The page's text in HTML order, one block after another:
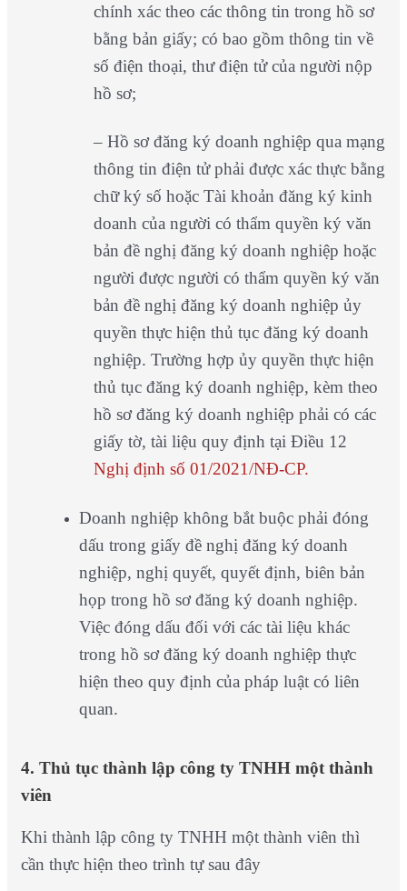
chính xác theo các thông tin trong hồ sơ
bằng bản giấy; có bao gồm thông tin về
số điện thoại, thư điện tử của người nộp
hồ sơ;
– Hồ sơ đăng ký doanh nghiệp qua mạng
thông tin điện tử phải được xác thực bằng
chữ ký số hoặc Tài khoản đăng ký kinh
doanh của người có thẩm quyền ký văn
bản đề nghị đăng ký doanh nghiệp hoặc
người được người có thẩm quyền ký văn
bản đề nghị đăng ký doanh nghiệp ủy
quyền thực hiện thủ tục đăng ký doanh
nghiệp. Trường hợp ủy quyền thực hiện
thủ tục đăng ký doanh nghiệp, kèm theo
hồ sơ đăng ký doanh nghiệp phải có các
giấy tờ, tài liệu quy định tại Điều 12
Nghị định số 01/2021/NĐ-CP.
Doanh nghiệp không bắt buộc phải đóng
dấu trong giấy đề nghị đăng ký doanh
nghiệp, nghị quyết, quyết định, biên bản
họp trong hồ sơ đăng ký doanh nghiệp.
Việc đóng dấu đối với các tài liệu khác
trong hồ sơ đăng ký doanh nghiệp thực
hiện theo quy định của pháp luật có liên
quan.
4. Thủ tục thành lập công ty TNHH một thành
viên
Khi thành lập công ty TNHH một thành viên thì
cần thực hiện theo trình tự sau đây